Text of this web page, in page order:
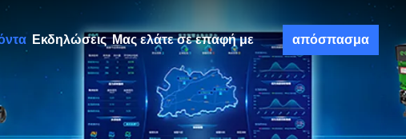
Εκδηλώσεις Μας ελάτε σε επαφή με απόσπασμα